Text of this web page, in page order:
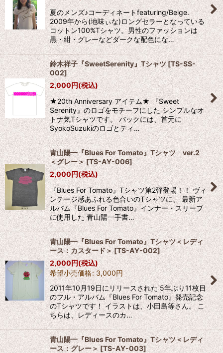
夏のメンズ♪コーディネートfeaturing/Beige.
2009年から(地味ぃな)ロングセラーとなっている
コットン100%Tシャツ。男性のファッションは
黒・紺・グレーなどダークな配色にな…
鈴木祥子『SweetSerenity』Tシャツ [TS-SS-
002]
2,000円(税込)
★20th Anniversary アイテム★ 『Sweet
Serenity』のロゴをモチーフにした シンプルなオ
トナ気Tシャツです。 バックには、首元に
SyokoSuzukiのロゴとティ…
青山陽一『Blues For Tomato』Tシャツ ver.2
＜グレー＞ [TS-AY-006]
2,000円(税込)
『Blues For Tomato』Tシャツ第2弾登場！！ ヴィ
ンテージ感あふれる色合いのTシャツに、 最新ア
ルバム『Blues For Tomato』インナー・スリーブ
に使用した 青山陽一手書…
青山陽一『Blues For Tomato』Tシャツ＜レディ
ース：カスタード＞[TS-AY-002]
2,000円(税込)
希望小売価格: 3,000円
2011年10月19日にリリースされた 5年ぶり11枚目
のフル・アルバム『Blues For Tomato』発売記念
のTシャツです！ イラストは、小田島等さん。 こ
ちらは、レディースのカ…
青山陽一『Blues For Tomato』Tシャツ＜レディ
ース：グレー＞ [TS-AY-003]